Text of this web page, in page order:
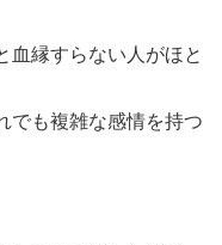
血縁すらない人がほと
でも複雑な感情を持つ